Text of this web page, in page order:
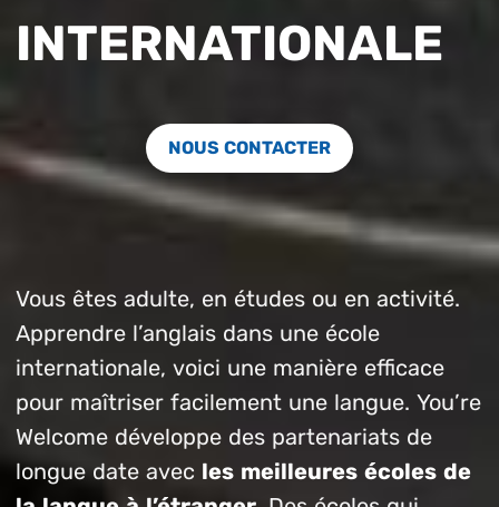
INTERNATIONALE
NOUS CONTACTER
Vous êtes adulte, en études ou en activité.
Apprendre l’anglais dans une école
internationale, voici une manière efficace
pour maîtriser facilement une langue. You’re
Welcome développe des partenariats de
longue date avec les meilleures écoles de